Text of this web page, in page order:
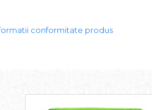
conformitate produs